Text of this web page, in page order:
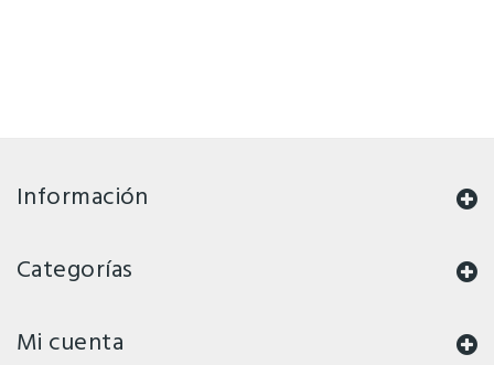
Información
Categorías
Mi cuenta